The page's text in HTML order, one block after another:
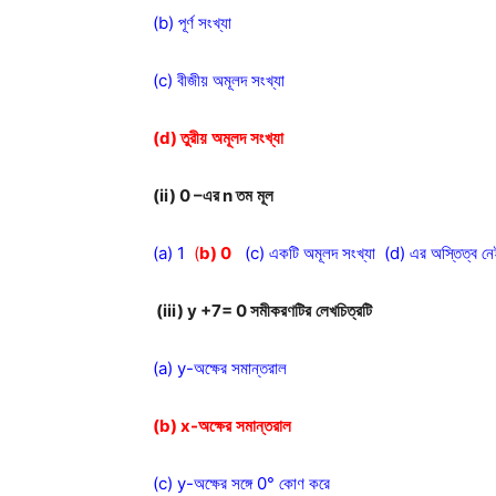
(b) পূর্ণ সংখ্যা
(c) বীজীয় অমূলদ সংখ্যা
(d)তুরীয় অমূলদ সংখ্যা
(ii) 0 –এরnতম মূল
(a) 1 (b) 0 (c) একটি অমূলদ সংখ্যা (d) এর অস্তিত্ব
(iii) y +7= 0সমীকরণটির লেখচিত্রটি
(a) y-অক্ষের সমান্তরাল
(b) x-অক্ষের সমান্তরাল
(c) y-অক্ষের সঙ্গে 0° কোণ করে